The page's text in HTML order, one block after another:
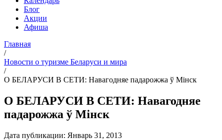
Блог
Акции
Афиша
Главная
/
Новости о туризме Беларуси и мира
/
О БЕЛАРУСИ В СЕТИ: Навагодняе падарожжа ў Мінск
О БЕЛАРУСИ В СЕТИ: Навагодняе
падарожжа ў Мінск
Дата публикации: Январь 31, 2013